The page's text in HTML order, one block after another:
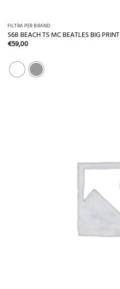
FILTRA PER BRAND
S68 BEACH TS MC BEATLES BIG PRINT
€59,00